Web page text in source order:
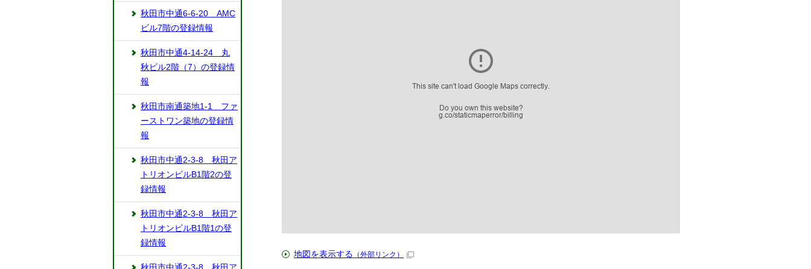
地図を表示する （外部リンク）
秋田市中通6-6-20 AMC
ビル7階の登録情報
秋田市中通4-14-24 丸
秋ビル2階（7）の登録情
報
秋田市南通築地1-1 ファ
ーストワン築地の登録情
報
秋田市中通2-3-8 秋田ア
トリオンビルB1階2の登
録情報
秋田市中通2-3-8 秋田ア
トリオンビルB1階1の登
録情報